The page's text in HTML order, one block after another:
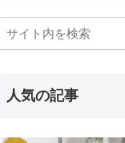
人気の記事